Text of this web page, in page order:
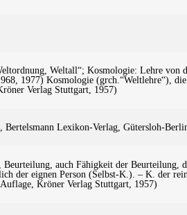
Weltall“; Kosmologie: Lehre von
1977) Kosmologie (grch.“Weltlehre“),
Verlag Stuttgart, 1957)
Bertelsmann Lexikon-Verlag, Gütersloh-
auch Fähigkeit der Beurteilung,
der eignen Person (Selbst-K.). – K. der
Kröner Verlag Stuttgart, 1957)